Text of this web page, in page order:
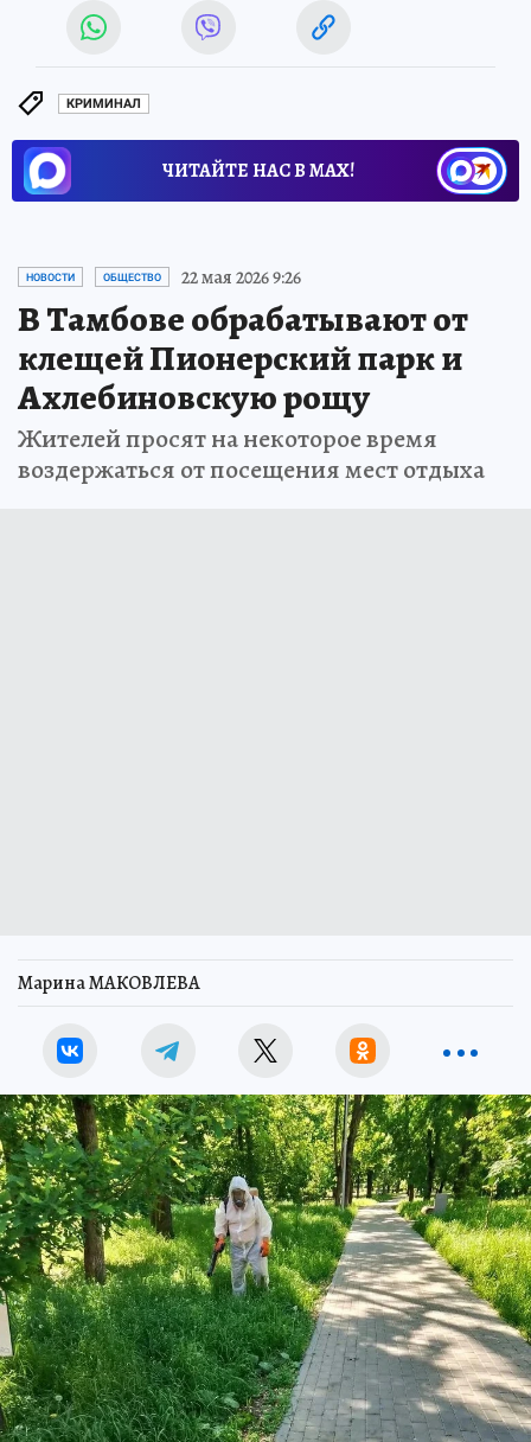
КРИМИНАЛ
ЧИТАЙТЕ НАС В МАХ!
НОВОСТИ ОБЩЕСТВО 22 мая 2026 9:26
В Тамбове обрабатывают от
клещей Пионерский парк и
Ахлебиновскую рощу
Жителей просят на некоторое время
воздержаться от посещения мест отдыха
Марина МАКОВЛЕВА